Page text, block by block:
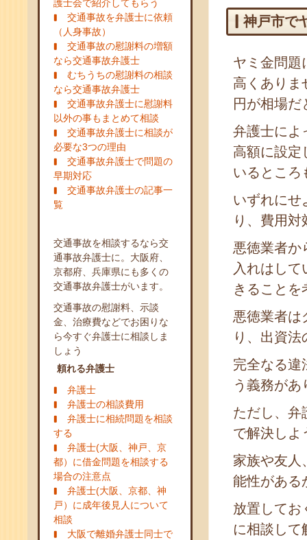
護士会で紹介してもらう
交通事故を弁護士に依頼
（人身事故）
交通事故の慰謝料の増額
なら交通事故弁護士
むちうちの慰謝料の相談
なら交通事故弁護士
交通事故弁護士に慰謝料
以外の事もまとめて相談
交通事故弁護士に相談が
必要な3つの理由
交通事故弁護士で問題の
早期対応
交通事故弁護士の記事一
覧
交通事故を相談するなら交
通事故弁護士に。大阪府、
京都府、兵庫県にも多くの
交通事故弁護士がいます。
交通事故の慰謝料、示談
金、治療費などでお困りな
ら今すぐ弁護士に相談しま
しょう
頼れる弁護士
弁護士
弁護士の相談費用
弁護士に相続問題を相談
する
弁護士(大阪、神戸、京
都）に借金問題を相談する
場合の注意点
弁護士(大阪、京都、神
戸）に成年後見人について
相談
大阪で離婚弁護士同士で
神戸市で
ヤミ金問題
高くありま
円が相場だ
弁護士によ
高額に設定
いるところ
いずれにせ
り、費用
悪徳業者か
入れはし
きること
悪徳業者は
り、出資
完全なる違
う義務があ
ただし、弁
で解決しよ
家族や友人
能性がある
放置してお
に相談して